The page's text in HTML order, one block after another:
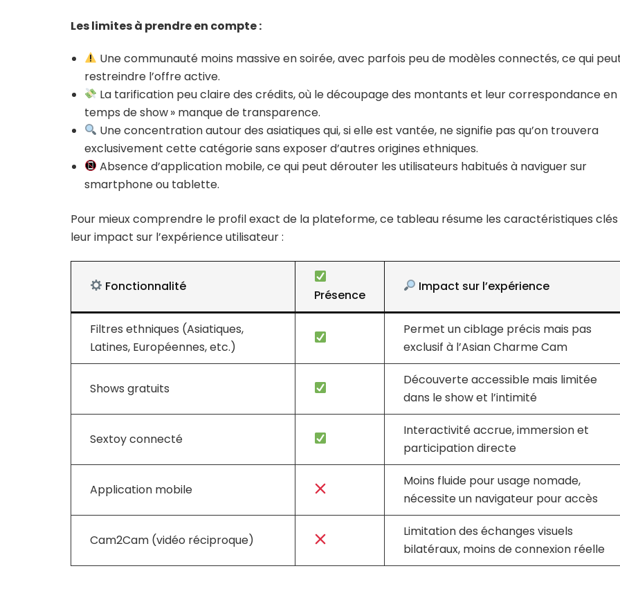
Les limites à prendre en compte :
Une communauté moins massive en soirée, avec parfois peu de modèles connectés, ce qui
restreindre l’offre active.
La tarification peu claire des crédits, où le découpage des montants et leur correspondance en
temps de show » manque de transparence.
Une concentration autour des asiatiques qui, si elle est vantée, ne signifie pas qu’on trouvera
exclusivement cette catégorie sans exposer d’autres origines ethniques.
Absence d’application mobile, ce qui peut dérouter les utilisateurs habitués à naviguer sur
smartphone ou tablette.
Pour mieux comprendre le profil exact de la plateforme, ce tableau résume les caractéristiques
leur impact sur l’expérience utilisateur :
Fonctionnalité
Présence
Impact sur l’expérience
Filtres ethniques (Asiatiques,
Latines, Européennes, etc.)
Permet un ciblage précis mais pas
exclusif à l’Asian Charme Cam
Shows gratuits
Découverte accessible mais limitée
dans le show et l’intimité
Sextoy connecté
Interactivité accrue, immersion et
participation directe
Application mobile
Moins fluide pour usage nomade,
nécessite un navigateur pour accès
Cam2Cam (vidéo réciproque)
Limitation des échanges visuels
bilatéraux, moins de connexion réelle